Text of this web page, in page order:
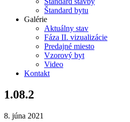
Štandard bytu
Galérie
Aktuálny stav
Fáza II. vizualizácie
Predajné miesto
Vzorový byt
Video
Kontakt
1.08.2
8. júna 2021